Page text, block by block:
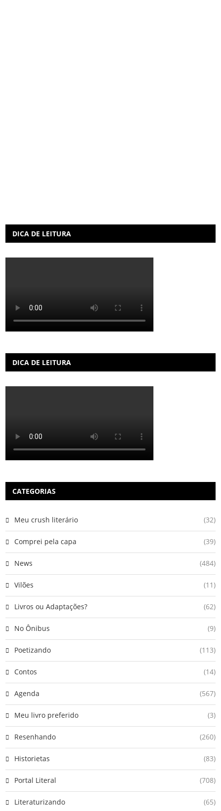
DICA DE LEITURA
DICA DE LEITURA
CATEGORIAS
Meu crush literário (32)
Comprei pela capa (39)
News (484)
Vilões (11)
Livros ou Adaptações? (62)
No Ônibus (9)
Poetizando (113)
Contos (14)
Agenda (567)
Meu livro preferido (3)
Resenhando (260)
Historietas (83)
Portal Literal (708)
Literaturizando (65)